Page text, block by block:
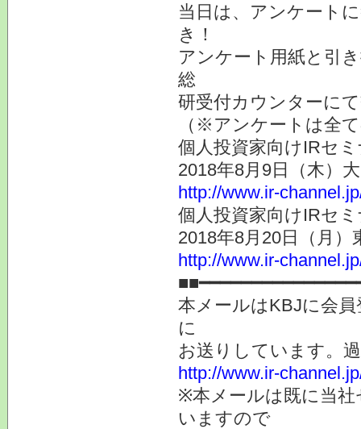
当日は、アンケート
き！
アンケート用紙と引
総
研受付カウンターに
（※アンケートは全
個人投資家向けIRセ
2018年8月9日（木
http://www.ir-
個人投資家向けIRセ
2018年8月20日（月
http://www.ir-
本メールはKBJに会
に
お送りしています。
http://www.ir-
※本メールは既に当
いますので